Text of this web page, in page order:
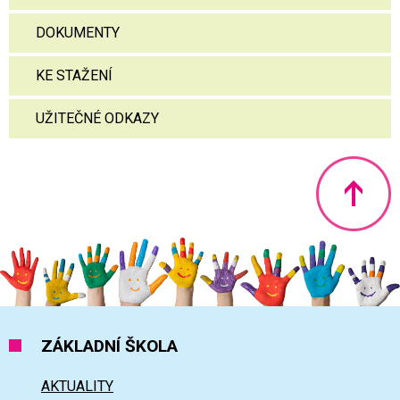
DOKUMENTY
KE STAŽENÍ
UŽITEČNÉ ODKAZY
ZÁKLADNÍ ŠKOLA
AKTUALITY